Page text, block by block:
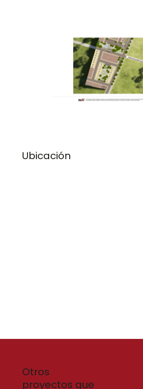
Ubicación
Otros
proyectos que